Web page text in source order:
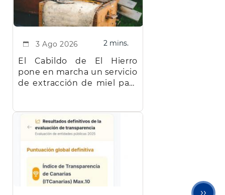
3 Ago 2026 2 mins.
El Cabildo de El Hierro
pone en marcha un servicio
de extracción de miel para